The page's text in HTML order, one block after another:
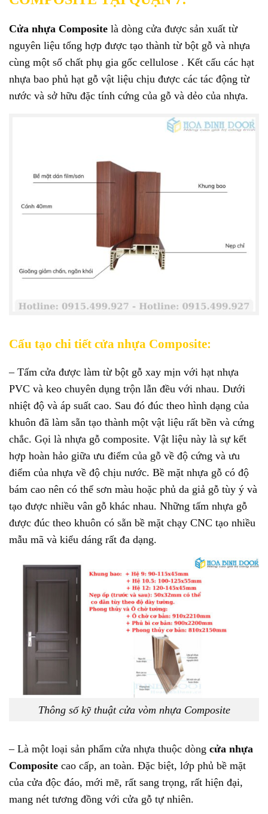
Cửa nhựa Composite là dòng cửa được sản xuất từ
nguyên liệu tổng hợp được tạo thành từ bột gỗ và nhựa
cùng một số chất phụ gia gốc cellulose . Kết cấu các hạt
nhựa bao phủ hạt gỗ vật liệu chịu được các tác động từ
nước và sở hữu đặc tính cứng của gỗ và dẻo của nhựa.
Cấu tạo chi tiết cửa nhựa Composite:
– Tấm cửa được làm từ bột gỗ xay mịn với hạt nhựa
PVC và keo chuyên dụng trộn lẫn đều với nhau. Dưới
nhiệt độ và áp suất cao. Sau đó đúc theo hình dạng của
khuôn đã làm sẵn tạo thành một vật liệu rất bền và cứng
chắc. Gọi là nhựa gỗ composite. Vật liệu này là sự kết
hợp hoàn hảo giữa ưu điểm của gỗ về độ cứng và ưu
điểm của nhựa về độ chịu nước. Bề mặt nhựa gỗ có độ
bám cao nên có thể sơn màu hoặc phủ da giả gỗ tùy ý và
tạo được nhiều vân gỗ khác nhau. Những tấm nhựa gỗ
được đúc theo khuôn có sẵn bề mặt chạy CNC tạo nhiều
mẫu mã và kiểu dáng rất đa dạng.
Thông số kỹ thuật cửa vòm nhựa Composite
– Là một loại sản phẩm cửa nhựa thuộc dòng cửa nhựa
Composite cao cấp, an toàn. Đặc biệt, lớp phủ bề mặt
của cửa độc đáo, mới mẽ, rất sang trọng, rất hiện đại,
mang nét tương đồng với cửa gỗ tự nhiên.